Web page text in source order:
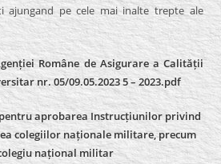
ajungand pe cele mai inalte trepte ale
Române de Asigurare a Calității
nr. 05/09.05.2023 5 – 2023.pdf
pentru aprobarea Instrucțiunilor privind
colegiilor naționale militare, precum
național militar